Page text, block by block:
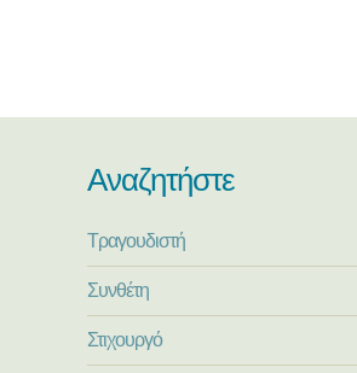
Αναζητήστε
Τραγουδιστή
Συνθέτη
Στιχουργό